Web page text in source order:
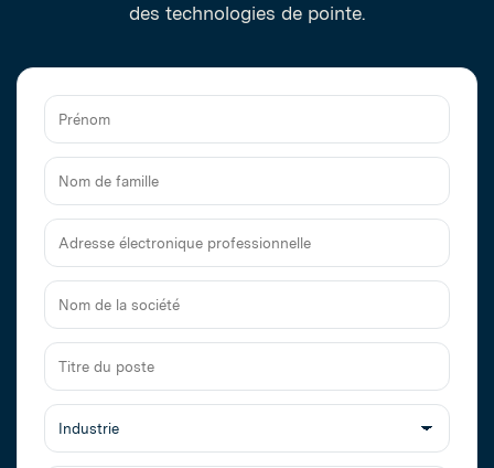
Prénom
Nom
de
famille
Adresse
électronique
professionnelle
Nom
de
la
société
Titre
du
poste
des technologies de pointe.